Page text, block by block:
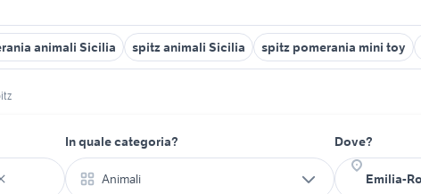
animali Sicilia spitz animali Sicilia spitz pomerania mini toy
In quale categoria?
Animali
Dove?